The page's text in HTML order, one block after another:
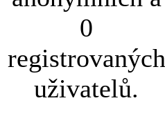
0
registrovaných
uživatelů.